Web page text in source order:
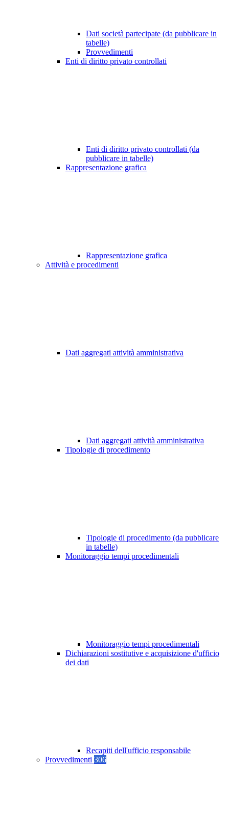
Dati società partecipate (da pubblicare in
tabelle)
Provvedimenti
Enti di diritto privato controllati
Enti di diritto privato controllati (da
pubblicare in tabelle)
Rappresentazione grafica
Rappresentazione grafica
Attività e procedimenti
Dati aggregati attività amministrativa
Dati aggregati attività amministrativa
Tipologie di procedimento
Tipologie di procedimento (da pubblicare
in tabelle)
Monitoraggio tempi procedimentali
Monitoraggio tempi procedimentali
Dichiarazioni sostitutive e acquisizione d'ufficio
dei dati
Recapiti dell'ufficio responsabile
Provvedimenti 306